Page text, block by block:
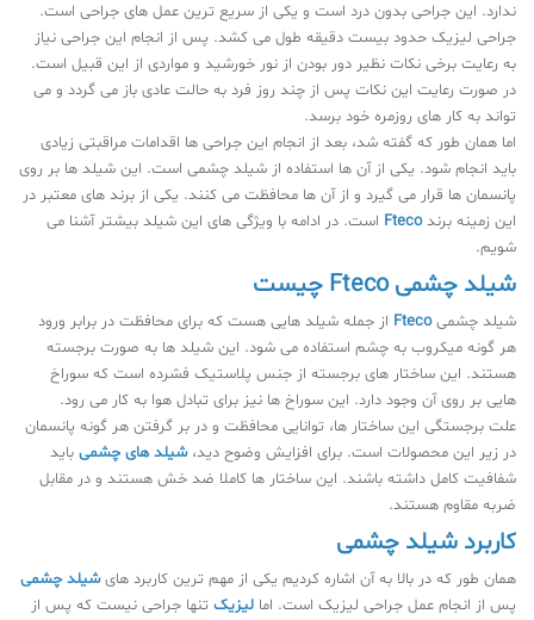
ندارد. این جراحی بدون درد است و یکی از سریع ترین عمل های جراحی است.
جراحی لیزیک حدود بیست دقیقه طول می کشد. پس از انجام این جراحی نیاز
به رعایت برخی نکات نظیر دور بودن از نور خورشید و مواردی از این قبیل است.
در صورت رعایت این نکات پس از چند روز فرد به حالت عادی باز می گردد و می
تواند به کار های روزمره خود برسد.
اما همان طور که گفته شد، بعد از انجام این جراحی ها اقدامات مراقبتی زیادی
باید انجام شود. یکی از آن ها استفاده از شیلد چشمی است. این شیلد ها بر روی
پانسمان ها قرار می گیرد و از آن ها محافظت می کنند. یکی از برند های معتبر در
این زمینه برندFteco است. در ادامه با ویژگی های این شیلد بیشتر آشنا می
شویم.
شیلد چشمی Fteco چیست
شیلد چشمیFteco از جمله شیلد هایی هست که برای محافظت در برابر ورود
هر گونه میکروب به چشم استفاده می شود. این شیلد ها به صورت برجسته
هستند. این ساختار های برجسته از جنس پلاستیک فشرده است که سوراخ
هایی بر روی آن وجود دارد. این سوراخ ها نیز برای تبادل هوا به کار می رود.
علت برجستگی این ساختار ها، توانایی محافظت و در بر گرفتن هر گونه پانسمان
در زیر این محصولات است. برای افزایش وضوح دید، شیلد های چشمی باید
شفافیت کامل داشته باشند. این ساختار ها کاملا ضد خش هستند و در مقابل
ضربه مقاوم هستند.
کاربرد شیلد چشمی
همان طور که در بالا به آن اشاره کردیم یکی از مهم ترین کاربرد هایشیلد چشمی
پس از انجام عمل جراحی لیزیک است. اما لیزیک تنها جراحی نیست که پس از